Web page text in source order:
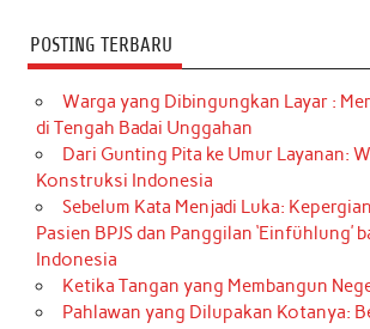
POSTING TERBARU
Warga yang Dibingungkan Layar :
di Tengah Badai Unggahan
Dari Gunting Pita ke Umur Layanan:
Konstruksi Indonesia
Sebelum Kata Menjadi Luka:
Pasien BPJS dan Panggilan ‘Einfühlung’
Indonesia
Ketika Tangan yang Membangun
Pahlawan yang Dilupakan Kotanya: